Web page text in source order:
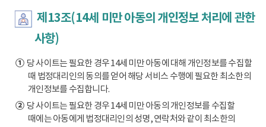
제13조(14세 미만 아동의 개인정보 처리에 관한
사항)
①당 사이트는 필요한 경우 14세 미만 아동에 대해 개인정보를 수집할
때 법정대리인의 동의를 얻어 해당 서비스 수행에 필요한 최소한의
개인정보를 수집합니다.
②당 사이트는 필요한 경우 14세 미만 아동의 개인정보를 수집할
때에는 아동에게 법정대리인의 성명, 연락처와 같이 최소한의